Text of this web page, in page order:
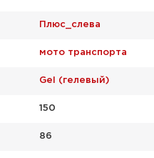
Плюс_слева
мото транспорта
Gel (гелевый)
150
86